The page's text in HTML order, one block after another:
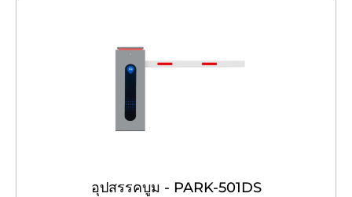
อุปสรรคบูม - PARK-501DS